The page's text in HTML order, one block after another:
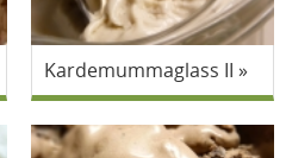
Kardemummaglass II